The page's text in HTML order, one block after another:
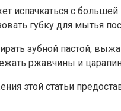
испачкаться с
губку для мытья
зубной пастой,
ржавчины и
этой статьи